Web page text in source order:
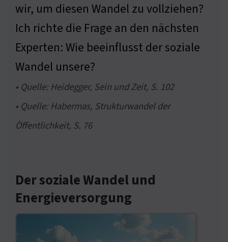
wir, um diesen Wandel zu vollziehen?
Ich richte die Frage an den nächsten
Experten: Wie beeinflusst der soziale
Wandel unsere?
• Quelle: Heidegger, Sein und Zeit, S. 102
• Quelle: Habermas, Strukturwandel der
Öffentlichkeit, S. 76
Der soziale Wandel und
Energieversorgung